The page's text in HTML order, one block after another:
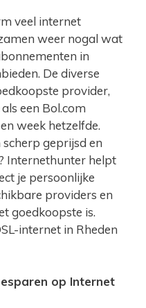
veel internet
weer nogal wat
in
De diverse
provider,
een Bol.com
week hetzelfde.
scherp geprijsd en
Internethunter helpt
je persoonlijke
providers en
goedkoopste is.
internet in Rheden
op Internet